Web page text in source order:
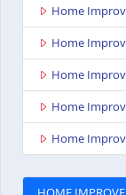
Home
Home
Home
Home
Home